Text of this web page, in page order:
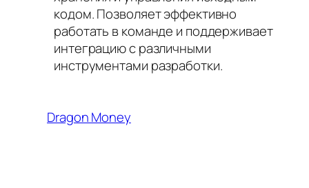
кодом. Позволяет эффективно
работать в команде и поддерживает
интеграцию с различными
инструментами разработки.
Dragon Money